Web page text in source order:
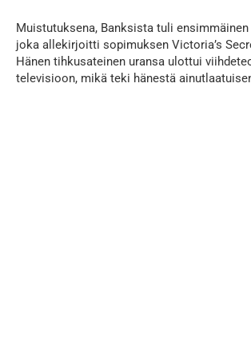
Muistutuksena, Banksista tuli
joka allekirjoitti sopimuksen Victoria’s
Hänen tihkusateinen uransa ulottui
televisioon, mikä teki hänestä